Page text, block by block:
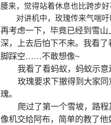
腰来，觉得站着休息也比跨步
对讲机中，玫瑰传来气喘
再考虑一下，毕竟已经到雪
深，上去后怕下不来。我看
脚踩空……不敢想像~
我看了看蚂蚁，蚂蚁示意
玫瑰要求下撤得到大家
瑰。
爬过了第一个雪坡，路
像机交给阿布，简单的教了